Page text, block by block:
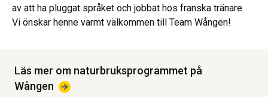
av att ha pluggat språket och jobbat hos franska tränare.
Vi önskar henne varmt välkommen till Team Wången!
Läs mer om naturbruksprogrammet på
Wången